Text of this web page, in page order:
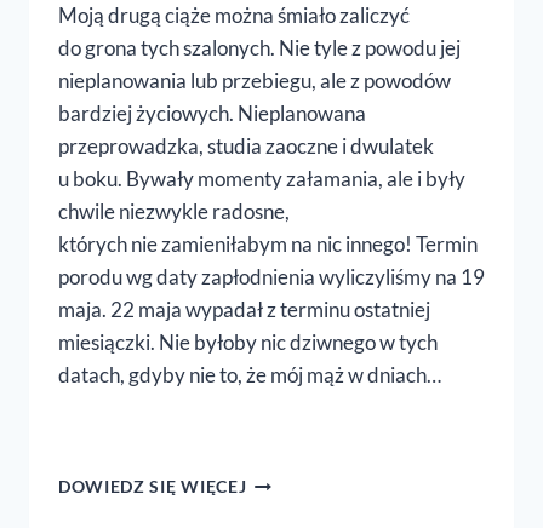
Moją drugą ciąże można śmiało zaliczyć
do grona tych szalonych. Nie tyle z powodu jej
nieplanowania lub przebiegu, ale z powodów
bardziej życiowych. Nieplanowana
przeprowadzka, studia zaoczne i dwulatek
u boku. Bywały momenty załamania, ale i były
chwile niezwykle radosne,
których nie zamieniłabym na nic innego! Termin
porodu wg daty zapłodnienia wyliczyliśmy na 19
maja. 22 maja wypadał z terminu ostatniej
miesiączki. Nie byłoby nic dziwnego w tych
datach, gdyby nie to, że mój mąż w dniach…
DOWIEDZ SIĘ WIĘCEJ HISTORIA